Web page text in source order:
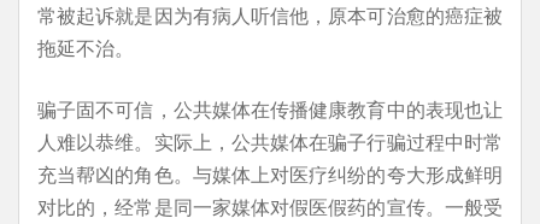
常被起诉就是因为有病人听信他，原本可治愈的癌症被
拖延不治。
骗子固不可信，公共媒体在传播健康教育中的表现也让
人难以恭维。实际上，公共媒体在骗子行骗过程中时常
充当帮凶的角色。与媒体上对医疗纠纷的夸大形成鲜明
对比的，经常是同一家媒体对假医假药的宣传。一般受